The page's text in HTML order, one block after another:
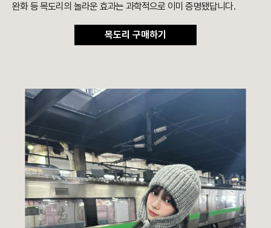
완화 등 목도리의 놀라운 효과는 과학적으로 이미 증명됐답니다.
목도리 구매하기